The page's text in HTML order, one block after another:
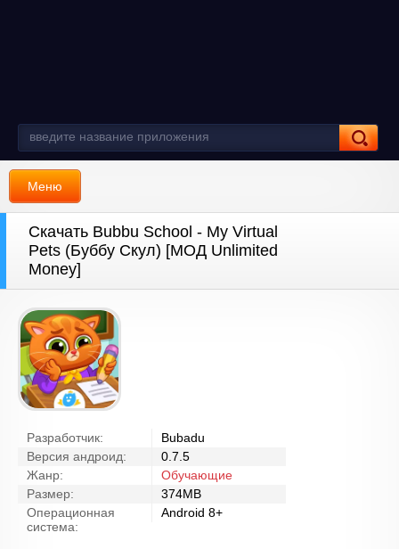
Меню
Скачать Bubbu School - My Virtual
Pets (Буббу Скул) [МОД Unlimited
Money]
Разработчик:
Bubadu
Версия андроид:
0.7.5
Жанр:
Обучающие
Размер:
374MB
Операционная
система:
Android 8+